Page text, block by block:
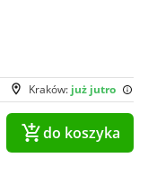
Kraków: już jutro
do koszyka